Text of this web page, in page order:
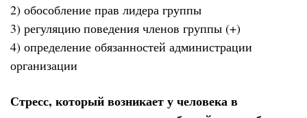
2) обособление прав лидера группы
3) регуляцию поведения членов группы (+)
4) определение обязанностей администрации
организации
Стресс, который возникает у человека в